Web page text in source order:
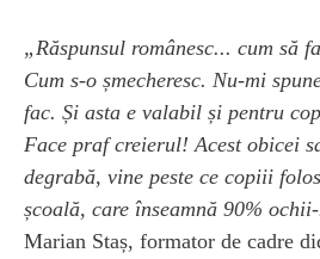
„Răspunsul românesc... cum să
Cum s-o șmecheresc. Nu-mi
fac. Și asta e valabil și pentru
Face praf creierul! Acest obicei
degrabă, vine peste ce copiii
școală, care înseamnă 90%
Marian Staș, formator de cadre